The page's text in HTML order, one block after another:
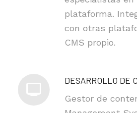
plataforma.
con otras
CMS propio.
DESARROLLO DE
Gestor de